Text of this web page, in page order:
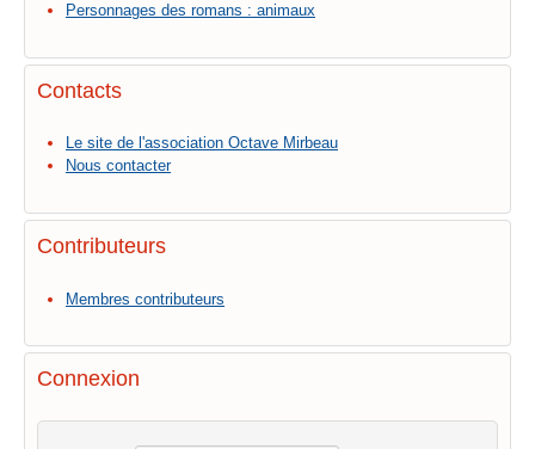
Personnages des romans : animaux
Contacts
Le site de l'association Octave Mirbeau
Nous contacter
Contributeurs
Membres contributeurs
Connexion